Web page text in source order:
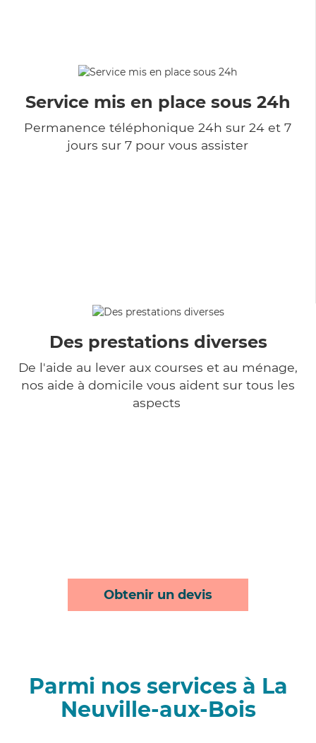
Service mis en place sous 24h
Permanence téléphonique 24h sur 24 et 7
jours sur 7 pour vous assister
Des prestations diverses
De l'aide au lever aux courses et au ménage,
nos aide à domicile vous aident sur tous les
aspects
Obtenir un devis
Parmi nos services à La
Neuville-aux-Bois